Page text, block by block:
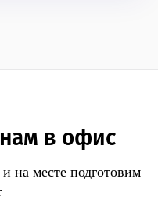
в офис
месте подготовим